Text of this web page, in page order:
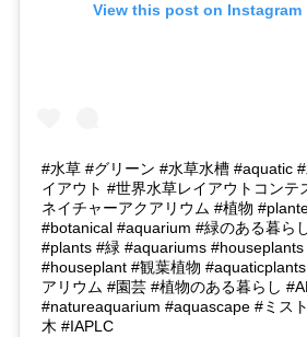
View this post on Instagram
#水草 #グリーン #水草水槽 #aquatic
イアウト #世界水草レイアウトコンテ
ネイチャーアクアリウム #植物
#botanical #aquarium #緑のある暮ら
#plants #緑 #aquariums #houseplants
#houseplant #観葉植物
アリウム #園芸 #植物のある暮らし
#natureaquarium #aquascape #ミス
木 #IAPLC